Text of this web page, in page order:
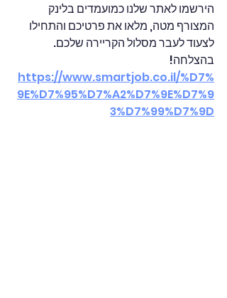
הירשמו לאתר שלנו כמועמדים בלינק
המצורף מטה, מלאו את פרטיכם והתחילו
לצעוד לעבר מסלול הקריירה שלכם.
בהצלחה!
https://www.smartjob.co.il/%D7%
9E%D7%95%D7%A2%D7%9E%D7%9
3%D7%99%D7%9D